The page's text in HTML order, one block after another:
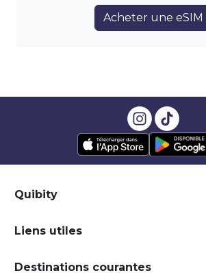
Acheter une eSIM
Quibity
Liens utiles
Destinations courantes